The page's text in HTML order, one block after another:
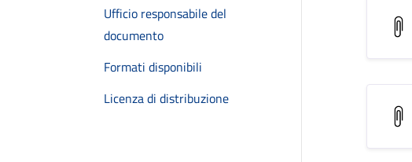
Ufficio responsabile del
documento
Formati disponibili
Licenza di distribuzione